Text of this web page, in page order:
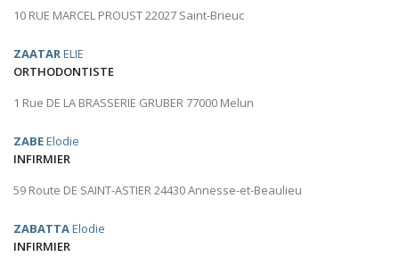
10 RUE MARCEL PROUST 22027 Saint-Brieuc
ZAATARELIE
ORTHODONTISTE
1 Rue DE LA BRASSERIE GRUBER 77000 Melun
ZABEElodie
INFIRMIER
59 Route DE SAINT-ASTIER 24430 Annesse-et-Beaulieu
ZABATTAElodie
INFIRMIER